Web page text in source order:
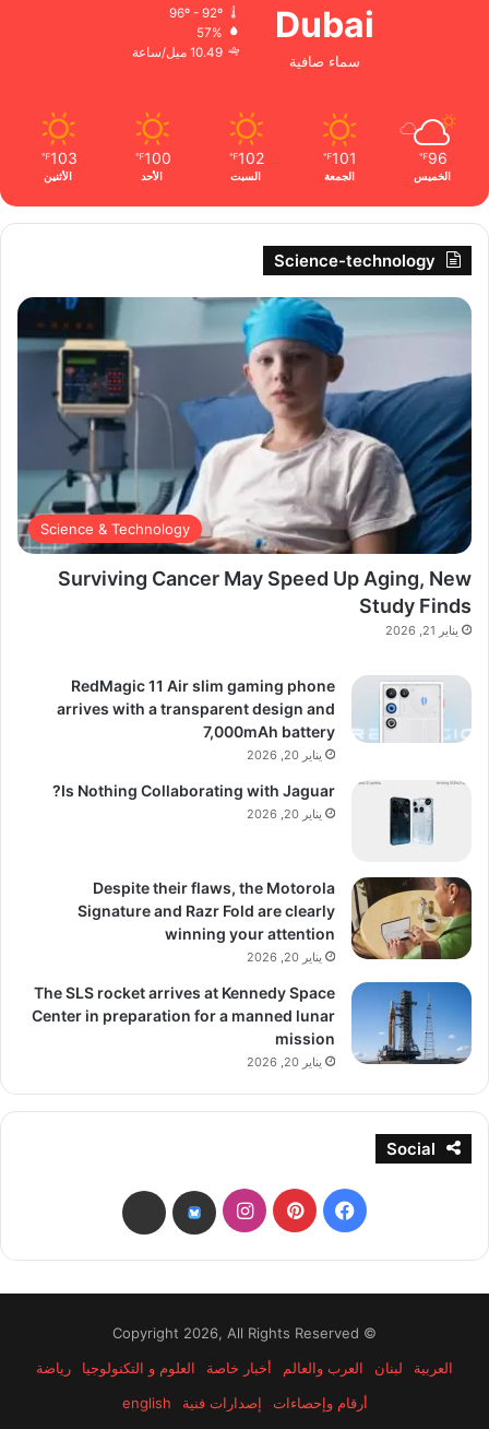
Dubai
سماء صافية
96º - 92º
57%
10.49 ميل/ساعة
96
℉
الخميس
101
℉
الجمعة
102
℉
السبت
100
℉
الأحد
103
℉
الأثنين
Science-technology
Science & Technology
Surviving Cancer May Speed Up Aging, New
Study Finds
يناير 21, 2026
RedMagic 11 Air slim gaming phone
arrives with a transparent design and
7,000mAh battery
يناير 20, 2026
Is Nothing Collaborating with Jaguar?
يناير 20, 2026
Despite their flaws, the Motorola
Signature and Razr Fold are clearly
winning your attention
يناير 20, 2026
The SLS rocket arrives at Kennedy Space
Center in preparation for a manned lunar
mission
يناير 20, 2026
Social
فيسبوكبينتيريستانستقرامbsky
threads
© Copyright 2026, All Rights Reserved
العربية
لبنان العرب والعالم أخبار خاصة العلوم و التكنولوجيا
رياضة
أرقام وإحصاءات
إصدارات فنية english